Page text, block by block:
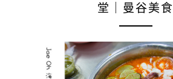
堂｜曼谷美食